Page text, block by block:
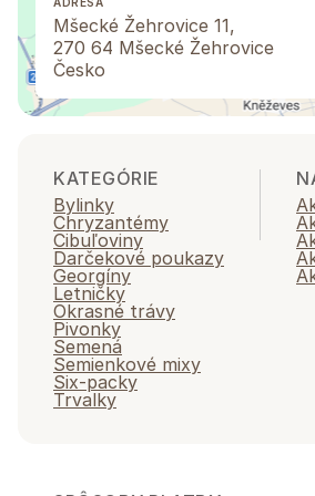
Mšecké Žehrovice 11,
270 64 Mšecké Žehrovice
Česko
KATEGÓRIE
Bylinky
Chryzantémy
Cibuľoviny
Darčekové poukazy
Georgíny
Letničky
Okrasné trávy
Pivonky
Semená
Semienkové mixy
Six-packy
Trvalky